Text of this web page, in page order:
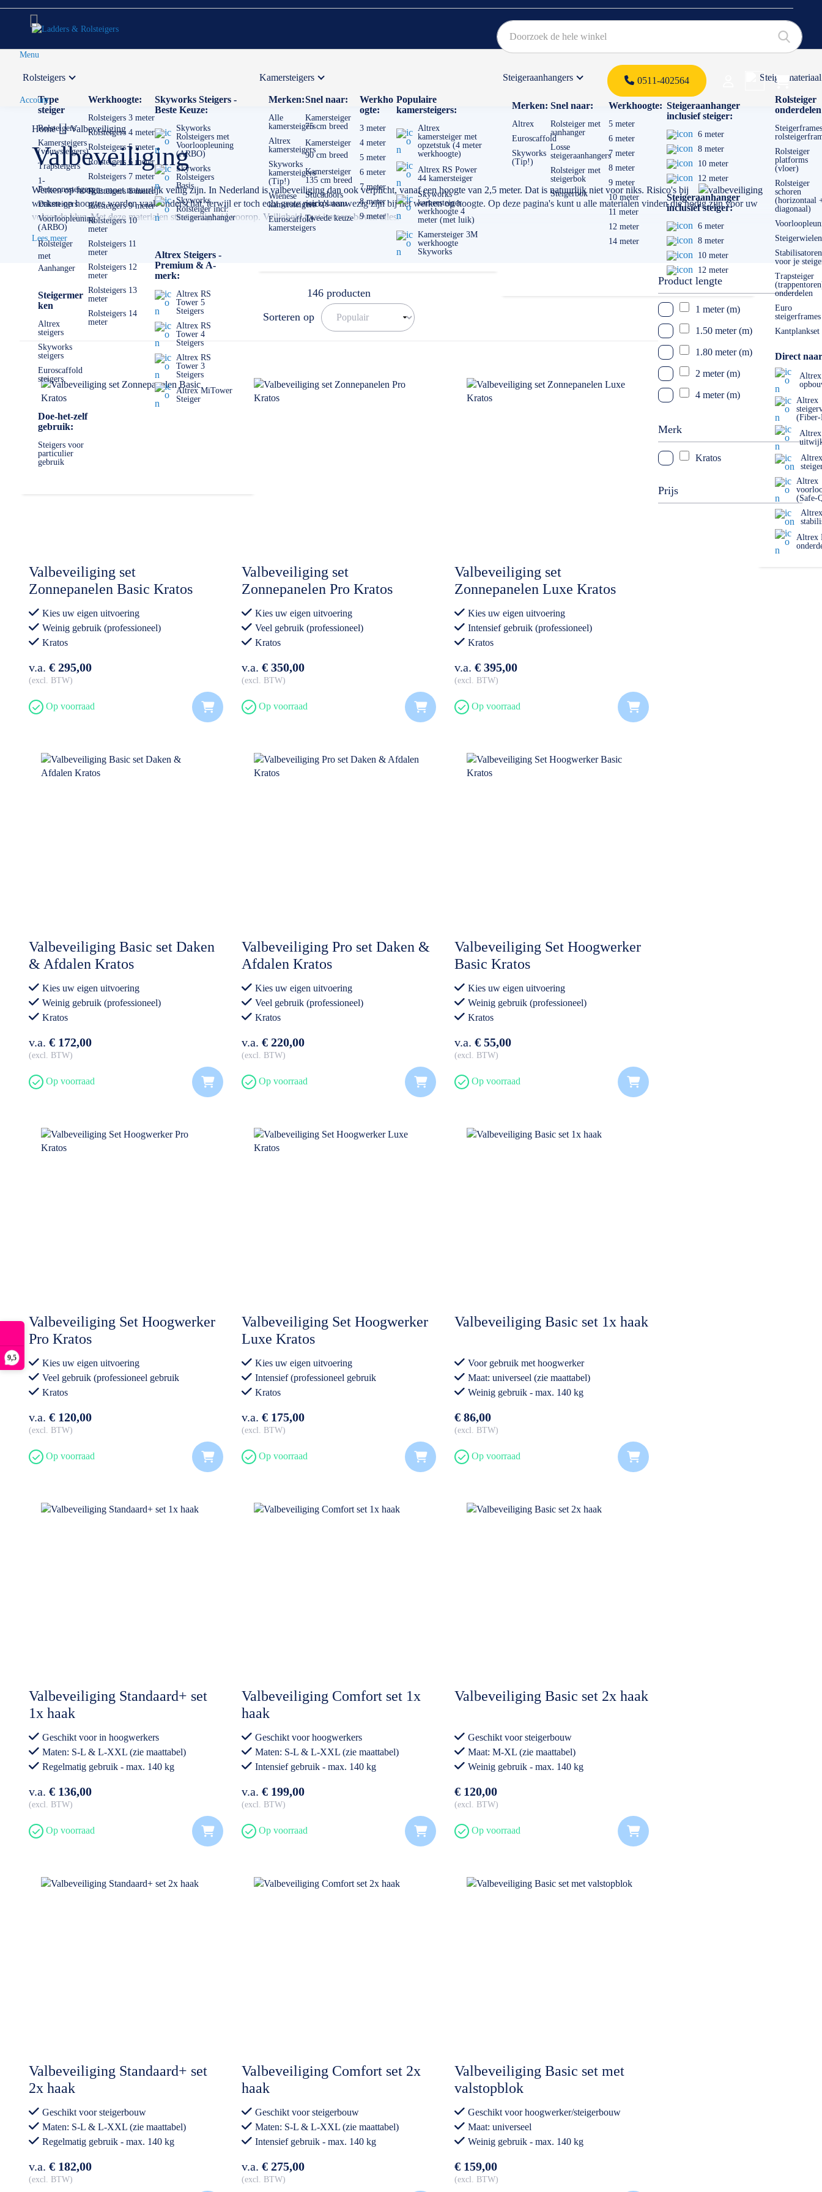
9,5
0511-402564
Menu
Rolsteigers
Type
steiger
Rolsteigers
Kamersteigers
(vouwsteigers)
Trapsteigers
1-
Persoonssteigers
Daksteigers
Voorloopleuning
(ARBO)
Rolsteiger
met
Aanhanger
Steigermer
ken
Altrex
steigers
Skyworks
steigers
Euroscaffold
steigers
Doe-het-zelf
gebruik:
Steigers voor
particulier
gebruik
Werkhoogte:
Rolsteigers 3 meter
Rolsteigers 4 meter
Rolsteigers 5 meter
Rolsteigers 6 meter
Rolsteigers 7 meter
Rolsteigers 8 meter
Rolsteigers 9 meter
Rolsteigers 10
meter
Rolsteigers 11
meter
Rolsteigers 12
meter
Rolsteigers 13
meter
Rolsteigers 14
meter
Skyworks Steigers -
Beste Keuze:
Skyworks
Rolsteigers met
Voorloopleuning
(ARBO)
Skyworks
Rolsteigers
Basis
Skyworks
Rolsteiger incl.
Steigeraanhanger
Altrex Steigers -
Premium & A-
merk:
Altrex RS
Tower 5
Steigers
Altrex RS
Tower 4
Steigers
Altrex RS
Tower 3
Steigers
Altrex MiTower
Steiger
Kamersteigers
Merken:
Alle
kamersteigers
Altrex
kamersteigers
Skyworks
kamersteigers
(Tip!)
Wienese
kamersteigers
Euroscaffold
kamersteigers
Snel naar:
Kamersteiger
75 cm breed
Kamersteiger
90 cm breed
Kamersteiger
135 cm breed
Stucadoors
werkplateau
Tweede keuze
Werkho
ogte:
3 meter
4 meter
5 meter
6 meter
7 meter
8 meter
9 meter
Populaire
kamersteigers:
Altrex
kamersteiger met
opzetstuk (4 meter
werkhoogte)
Altrex RS Power
44 kamersteiger
Skyworks
kamersteiger
werkhoogte 4
meter (met luik)
Kamersteiger 3M
werkhoogte
Skyworks
Steigeraanhangers
Merken:
Altrex
Euroscaffold
Skyworks
(Tip!)
Snel naar:
Rolsteiger met
aanhanger
Losse
steigeraanhangers
Rolsteiger met
steigerbok
Steigerbok
Werkhoogte:
5 meter
6 meter
7 meter
8 meter
9 meter
10 meter
11 meter
12 meter
14 meter
Steigeraanhanger
inclusief steiger:
6 meter
8 meter
10 meter
12 meter
Steigeraanhanger
inclusief steiger:
6 meter
8 meter
10 meter
12 meter
Steigermateriaal
Rolsteiger
Rolsteiger
platforms
(vloer)
Rolsteiger
schoren
(horizontaal
diagonaal)
Steigerwielen
Stabilisatoren
voor je
Trapsteiger
onderdelen
Euro
steigerframes
Kantplankset
Direct
Altrex
Altrex
Altrex
Altrex
Altrex
(Safe-
Altrex
Altrex
Account
Home Valbeveiliging
Valbeveiliging
Werken op hoogte moet natuurlijk veilig zijn. In Nederland is valbeveiliging dan ook verplicht, vanaf een hoogte van 2,5 meter. Dat is natuurlijk niet voor niks. Risico's bij
werken op hoogtes worden vaak onderschat, terwijl er toch echt grote risico's aanwezig zijn bij het werken op hoogte. Op deze pagina's kunt u alle materialen vinden die nodig zijn voor uw
volgende klus. Met deze materialen staat veiligheid voorop. Veiligheid gaat immers boven alles.
✅GRATIS
✅ Voor 12:00 uur besteld = volgende werkdag in huis
Lees meer
146producten
Sorteren op
Valbeveiliging set
Zonnepanelen Basic Kratos
Kies uw eigen uitvoering
Weinig gebruik (professioneel)
Kratos
v.a. € 295,00
excl. BTW
Op voorraad
Valbeveiliging set
Zonnepanelen Pro Kratos
Kies uw eigen uitvoering
Veel gebruik (professioneel)
Kratos
v.a. € 350,00
excl. BTW
Op voorraad
Valbeveiliging set
Zonnepanelen Luxe Kratos
Kies uw eigen uitvoering
Intensief gebruik (professioneel)
Kratos
v.a. € 395,00
excl. BTW
Op voorraad
Valbeveiliging Basic set Daken
& Afdalen Kratos
Kies uw eigen uitvoering
Weinig gebruik (professioneel)
Kratos
v.a. € 172,00
excl. BTW
Op voorraad
Valbeveiliging Pro set Daken &
Afdalen Kratos
Kies uw eigen uitvoering
Veel gebruik (professioneel)
Kratos
v.a. € 220,00
excl. BTW
Op voorraad
Valbeveiliging Set Hoogwerker
Basic Kratos
Kies uw eigen uitvoering
Weinig gebruik (professioneel)
Kratos
v.a. € 55,00
excl. BTW
Op voorraad
Valbeveiliging Set Hoogwerker
Pro Kratos
Kies uw eigen uitvoering
Veel gebruik (professioneel gebruik
Kratos
v.a. € 120,00
excl. BTW
Op voorraad
Valbeveiliging Set Hoogwerker
Luxe Kratos
Kies uw eigen uitvoering
Intensief (professioneel gebruik
Kratos
v.a. € 175,00
excl. BTW
Op voorraad
Valbeveiliging Basic set 1x haak
Voor gebruik met hoogwerker
Maat: universeel (zie maattabel)
Weinig gebruik - max. 140 kg
€ 86,00
excl. BTW
Op voorraad
Valbeveiliging Standaard+ set
1x haak
Geschikt voor in hoogwerkers
Maten: S-L & L-XXL (zie maattabel)
Regelmatig gebruik - max. 140 kg
v.a. € 136,00
excl. BTW
Op voorraad
Valbeveiliging Comfort set 1x
haak
Geschikt voor hoogwerkers
Maten: S-L & L-XXL (zie maattabel)
Intensief gebruik - max. 140 kg
v.a. € 199,00
excl. BTW
Op voorraad
Valbeveiliging Basic set 2x haak
Geschikt voor steigerbouw
Maat: M-XL (zie maattabel)
Weinig gebruik - max. 140 kg
€ 120,00
excl. BTW
Op voorraad
Valbeveiliging Standaard+ set
2x haak
Geschikt voor steigerbouw
Maten: S-L & L-XXL (zie maattabel)
Regelmatig gebruik - max. 140 kg
v.a. € 182,00
excl. BTW
Valbeveiliging Comfort set 2x
haak
Geschikt voor steigerbouw
Maten: S-L & L-XXL (zie maattabel)
Intensief gebruik - max. 140 kg
v.a. € 275,00
excl. BTW
Valbeveiliging Basic set met
valstopblok
Geschikt voor hoogwerker/steigerbouw
Maat: universeel
Weinig gebruik - max. 140 kg
€ 159,00
excl. BTW
Product lengte
1 meter (m)
1.50 meter (m)
1.80 meter (m)
2 meter (m)
4 meter (m)
7 meter (m)
12 meter (m)
Merk
Kratos
Prijs